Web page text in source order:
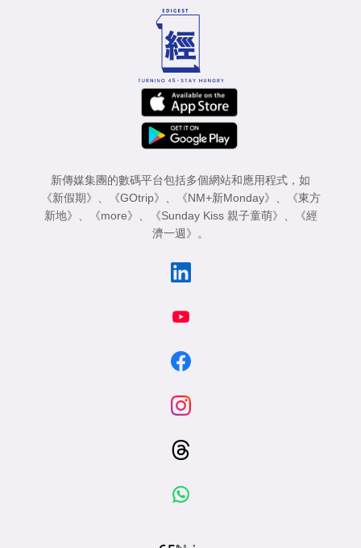
新傳媒集團的數碼平台包括多個網站和應用程式，如
《新假期》 、 《GOtrip》 、 《NM+新Monday》 、
《東方
新地》 、 《more》 、 《Sunday Kiss 親子童萌》 、
《經
濟一週》 。